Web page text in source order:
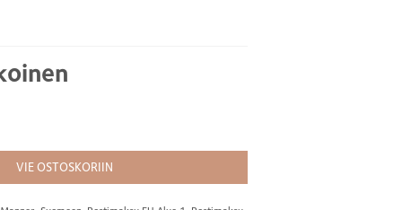
VIE OSTOSKORIIN